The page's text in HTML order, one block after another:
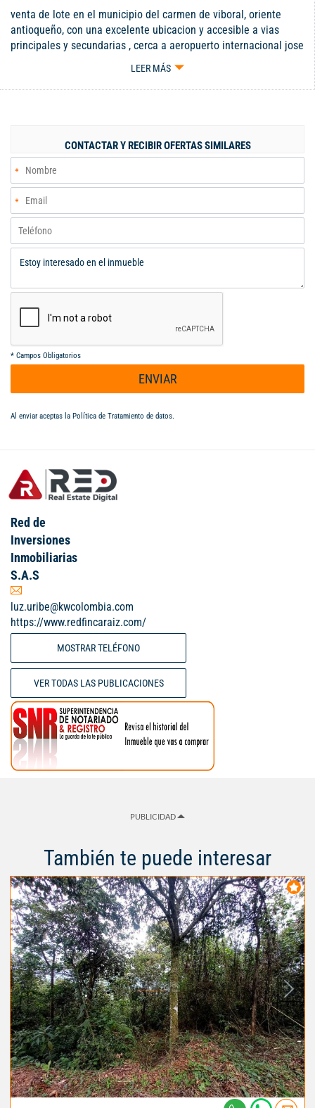
venta de lote en el municipio del carmen de viboral, oriente
antioqueño, con una excelente ubicacion y accesible a vias
principales y secundarias , cerca a aeropuerto internacional jose
maria cordoba , al municipio de guatape, clinica somer, hospital
llanogrande, exito rionegro y san antonio de pereira.es un
apreciar hermosos paisajes verdes. Código interno: 11902380
LEER MÁS
CONTACTAR Y RECIBIR OFERTAS SIMILARES
* Campos Obligatorios
ENVIAR
Al enviar aceptas la Política de Tratamiento de datos.
Red de
Inversiones
Inmobiliarias
S.A.S
luz.uribe@kwcolombia.com
https://www.redfincaraiz.com/
MOSTRAR TELÉFONO
VER TODAS LAS PUBLICACIONES
PUBLICIDAD
También te puede interesar